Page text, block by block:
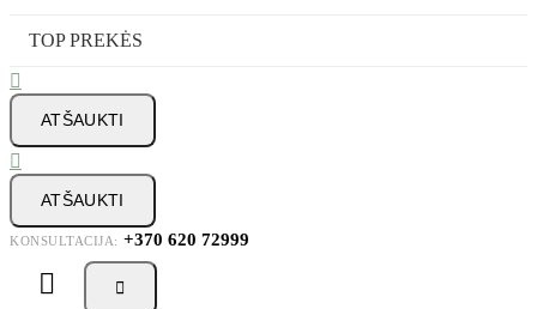
TOP PREKĖS

ATŠAUKTI

ATŠAUKTI
KONSULTACIJA: +370 620 72999
 